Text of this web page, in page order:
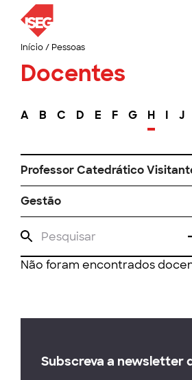
Início/ Pessoas
Docentes
A B C D E F G H I J
Professor Catedrático
Gestão
Não foram encontrados
Subscreva a newsletter